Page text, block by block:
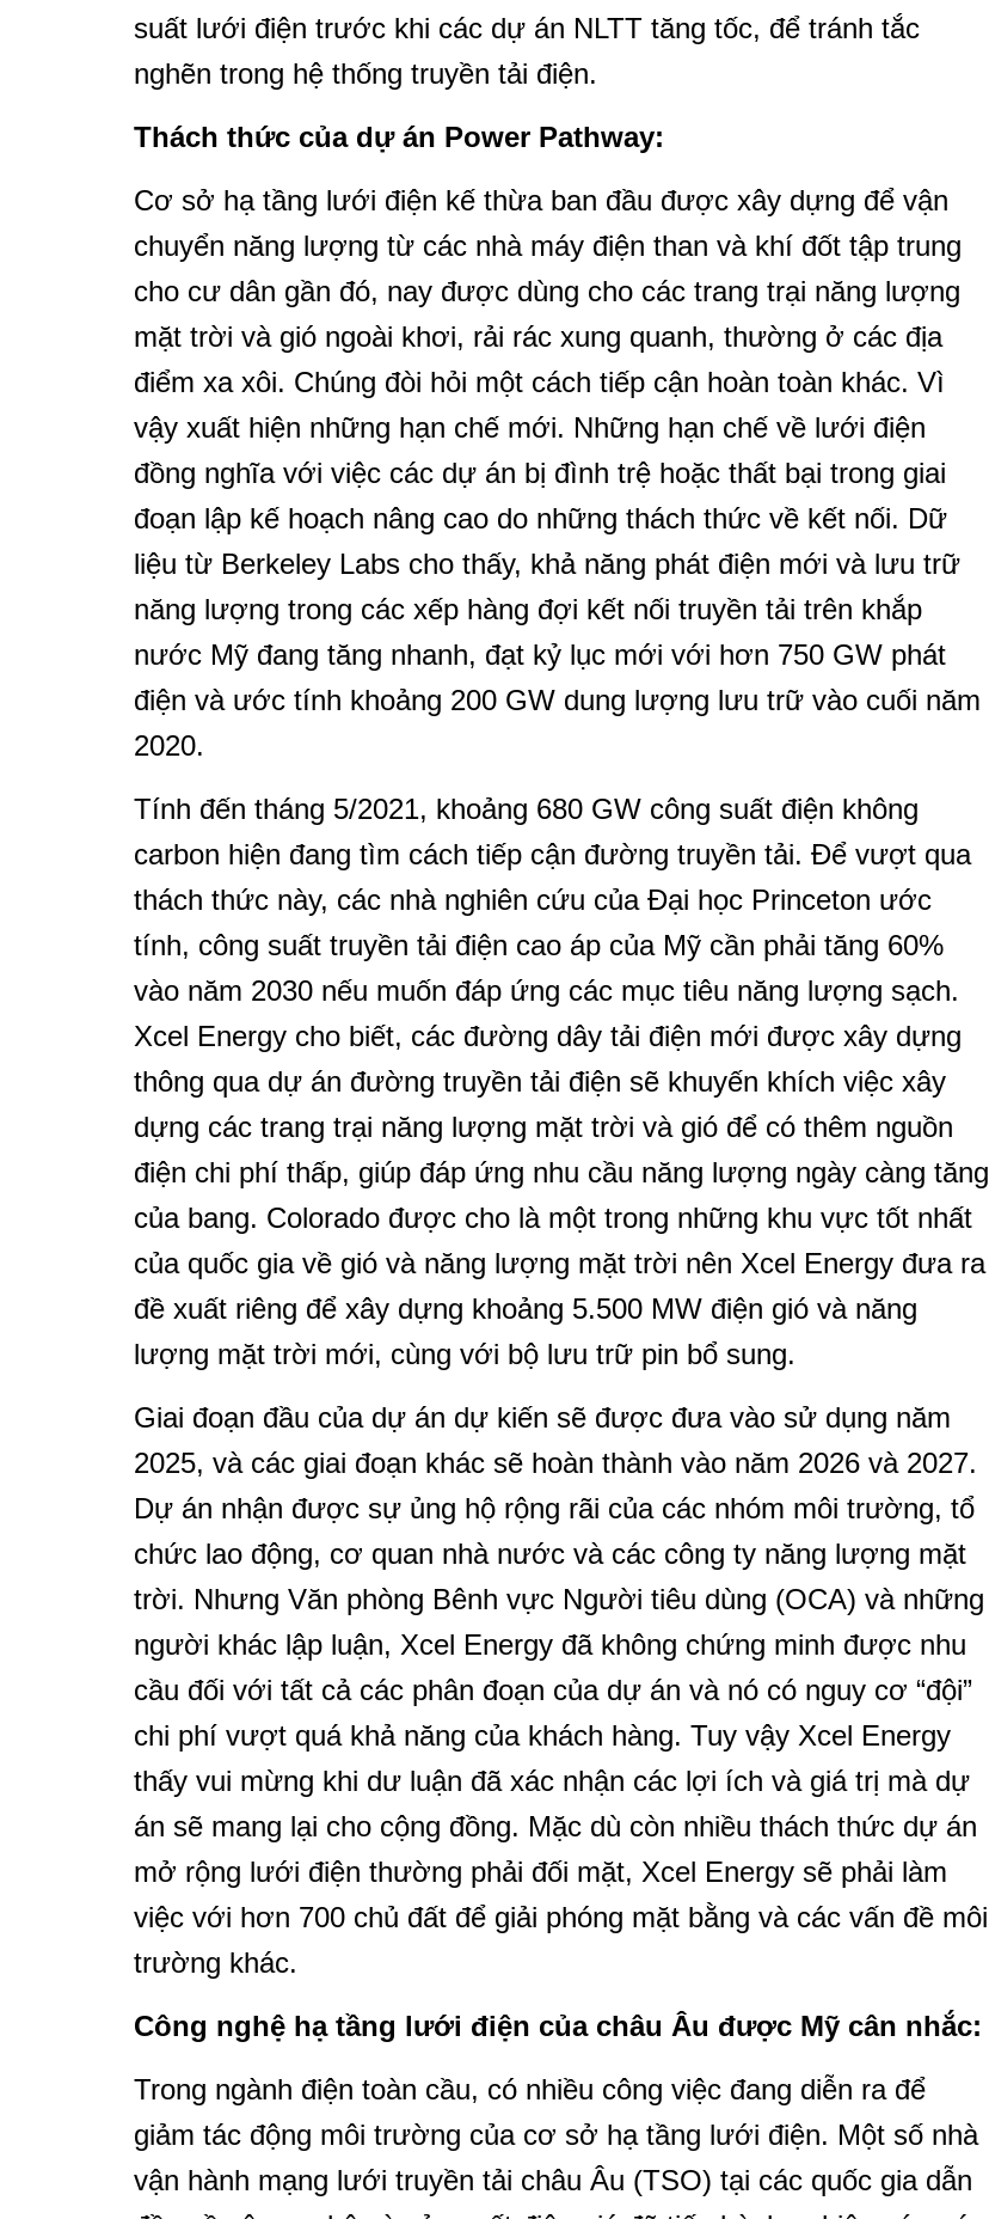
suất lưới điện trước khi các dự án NLTT tăng tốc, để tránh tắc
nghẽn trong hệ thống truyền tải điện.
Thách thức của dự án Power Pathway:
Cơ sở hạ tầng lưới điện kế thừa ban đầu được xây dựng để vận
chuyển năng lượng từ các nhà máy điện than và khí đốt tập trung
cho cư dân gần đó, nay được dùng cho các trang trại năng lượng
mặt trời và gió ngoài khơi, rải rác xung quanh, thường ở các địa
điểm xa xôi. Chúng đòi hỏi một cách tiếp cận hoàn toàn khác. Vì
vậy xuất hiện những hạn chế mới. Những hạn chế về lưới điện
đồng nghĩa với việc các dự án bị đình trệ hoặc thất bại trong giai
đoạn lập kế hoạch nâng cao do những thách thức về kết nối. Dữ
liệu từ Berkeley Labs cho thấy, khả năng phát điện mới và lưu trữ
năng lượng trong các xếp hàng đợi kết nối truyền tải trên khắp
nước Mỹ đang tăng nhanh, đạt kỷ lục mới với hơn 750 GW phát
điện và ước tính khoảng 200 GW dung lượng lưu trữ vào cuối năm
2020.
Tính đến tháng 5/2021, khoảng 680 GW công suất điện không
carbon hiện đang tìm cách tiếp cận đường truyền tải. Để vượt qua
thách thức này, các nhà nghiên cứu của Đại học Princeton ước
tính, công suất truyền tải điện cao áp của Mỹ cần phải tăng 60%
vào năm 2030 nếu muốn đáp ứng các mục tiêu năng lượng sạch.
Xcel Energy cho biết, các đường dây tải điện mới được xây dựng
thông qua dự án đường truyền tải điện sẽ khuyến khích việc xây
dựng các trang trại năng lượng mặt trời và gió để có thêm nguồn
điện chi phí thấp, giúp đáp ứng nhu cầu năng lượng ngày càng tăng
của bang. Colorado được cho là một trong những khu vực tốt nhất
của quốc gia về gió và năng lượng mặt trời nên Xcel Energy đưa ra
đề xuất riêng để xây dựng khoảng 5.500 MW điện gió và năng
lượng mặt trời mới, cùng với bộ lưu trữ pin bổ sung.
Giai đoạn đầu của dự án dự kiến ​​sẽ được đưa vào sử dụng năm
2025, và các giai đoạn khác sẽ hoàn thành vào năm 2026 và 2027.
Dự án nhận được sự ủng hộ rộng rãi của các nhóm môi trường, tổ
chức lao động, cơ quan nhà nước và các công ty năng lượng mặt
trời. Nhưng Văn phòng Bênh vực Người tiêu dùng (OCA) và những
người khác lập luận, Xcel Energy đã không chứng minh được nhu
cầu đối với tất cả các phân đoạn của dự án và nó có nguy cơ “đội”
chi phí vượt quá khả năng của khách hàng. Tuy vậy Xcel Energy
thấy vui mừng khi dư luận đã xác nhận các lợi ích và giá trị mà dự
án sẽ mang lại cho cộng đồng. Mặc dù còn nhiều thách thức dự án
mở rộng lưới điện thường phải đối mặt, Xcel Energy sẽ phải làm
việc với hơn 700 chủ đất để giải phóng mặt bằng và các vấn đề môi
trường khác.
Công nghệ hạ tầng lưới điện của châu Âu được Mỹ cân nhắc:
Trong ngành điện toàn cầu, có nhiều công việc đang diễn ra để
giảm tác động môi trường của cơ sở hạ tầng lưới điện. Một số nhà
vận hành mạng lưới truyền tải châu Âu (TSO) tại các quốc gia dẫn